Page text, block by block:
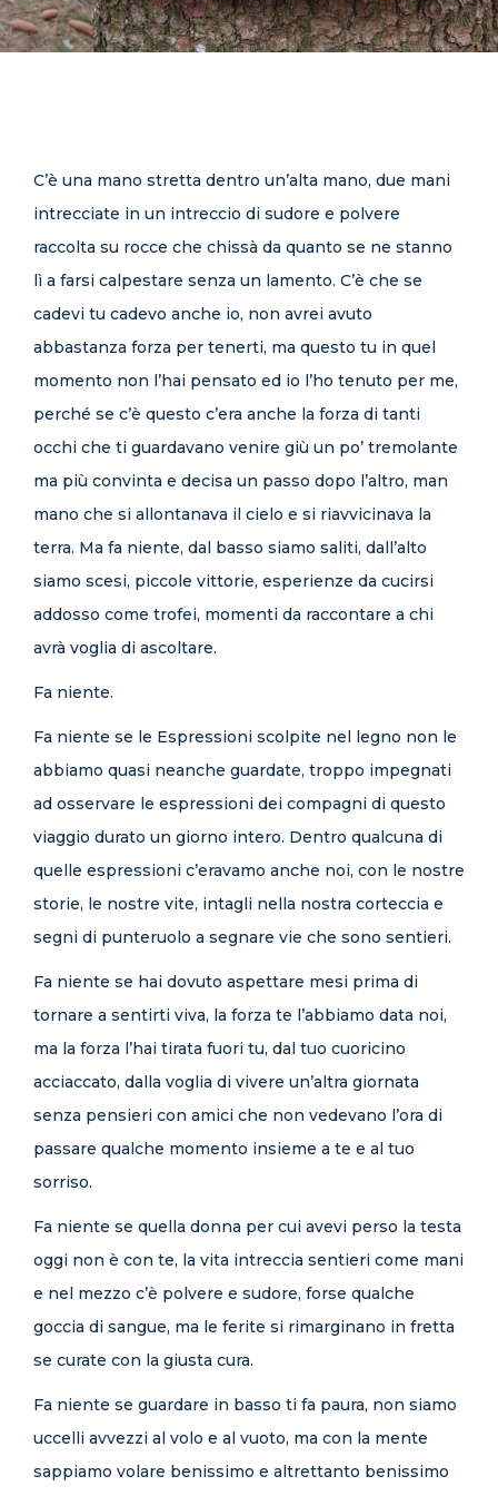
CONTATTI
C’è una mano stretta dentro un’alta mano, due mani
intrecciate in un intreccio di sudore e polvere
raccolta su rocce che chissà da quanto se ne stanno
lì a farsi calpestare senza un lamento. C’è che se
cadevi tu cadevo anche io, non avrei avuto
abbastanza forza per tenerti, ma questo tu in quel
momento non l’hai pensato ed io l’ho tenuto per me,
perché se c’è questo c’era anche la forza di tanti
occhi che ti guardavano venire giù un po’ tremolante
ma più convinta e decisa un passo dopo l’altro, man
mano che si allontanava il cielo e si riavvicinava la
terra. Ma fa niente, dal basso siamo saliti, dall’alto
siamo scesi, piccole vittorie, esperienze da cucirsi
addosso come trofei, momenti da raccontare a chi
avrà voglia di ascoltare.
Fa niente.
Fa niente se le Espressioni scolpite nel legno non le
abbiamo quasi neanche guardate, troppo impegnati
ad osservare le espressioni dei compagni di questo
viaggio durato un giorno intero. Dentro qualcuna di
quelle espressioni c’eravamo anche noi, con le nostre
storie, le nostre vite, intagli nella nostra corteccia e
segni di punteruolo a segnare vie che sono sentieri.
Fa niente se hai dovuto aspettare mesi prima di
tornare a sentirti viva, la forza te l’abbiamo data noi,
ma la forza l’hai tirata fuori tu, dal tuo cuoricino
acciaccato, dalla voglia di vivere un’altra giornata
senza pensieri con amici che non vedevano l’ora di
passare qualche momento insieme a te e al tuo
sorriso.
Fa niente se quella donna per cui avevi perso la testa
oggi non è con te, la vita intreccia sentieri come mani
e nel mezzo c’è polvere e sudore, forse qualche
goccia di sangue, ma le ferite si rimarginano in fretta
se curate con la giusta cura.
Fa niente se guardare in basso ti fa paura, non siamo
uccelli avvezzi al volo e al vuoto, ma con la mente
sappiamo volare benissimo e altrettanto benissimo